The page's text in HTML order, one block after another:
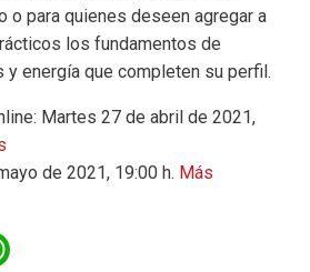
o para quienes deseen agregar a
los fundamentos de
y energía que completen su perfil.
Martes 27 de abril de 2021,
de 2021, 19:00 h. Más